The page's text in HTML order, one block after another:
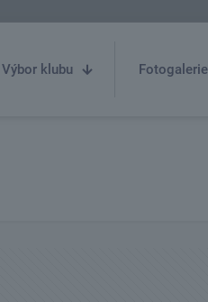
klubu Fotogalerie